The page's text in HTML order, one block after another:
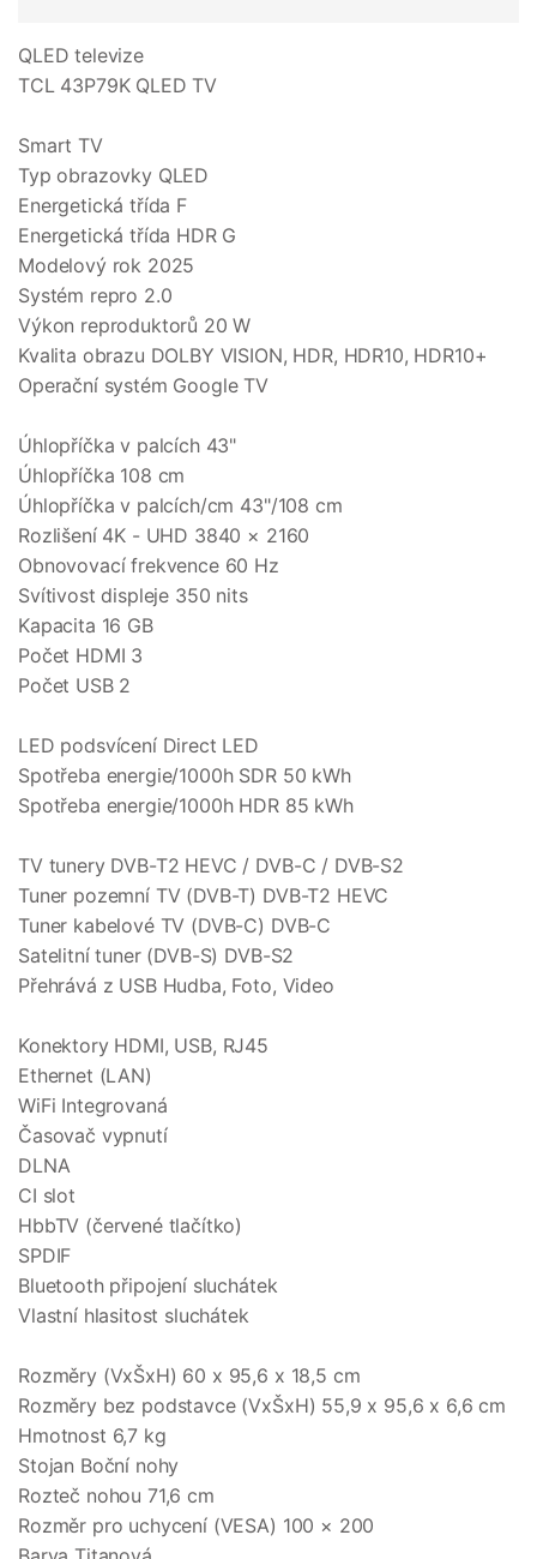
QLED televize
TCL 43P79K QLED TV
Smart TV
Typ obrazovky QLED
Energetická třída F
Energetická třída HDR G
Modelový rok 2025
Systém repro 2.0
Výkon reproduktorů 20 W
Kvalita obrazu DOLBY VISION, HDR, HDR10, HDR10+
Operační systém Google TV
Úhlopříčka v palcích 43"
Úhlopříčka 108 cm
Úhlopříčka v palcích/cm 43"/108 cm
Rozlišení 4K - UHD 3840 × 2160
Obnovovací frekvence 60 Hz
Svítivost displeje 350 nits
Kapacita 16 GB
Počet HDMI 3
Počet USB 2
LED podsvícení Direct LED
Spotřeba energie/1000h SDR 50 kWh
Spotřeba energie/1000h HDR 85 kWh
TV tunery DVB-T2 HEVC / DVB-C / DVB-S2
Tuner pozemní TV (DVB-T) DVB-T2 HEVC
Tuner kabelové TV (DVB-C) DVB-C
Satelitní tuner (DVB-S) DVB-S2
Přehrává z USB Hudba, Foto, Video
Konektory HDMI, USB, RJ45
Ethernet (LAN)
WiFi Integrovaná
Časovač vypnutí
DLNA
CI slot
HbbTV (červené tlačítko)
SPDIF
Bluetooth připojení sluchátek
Vlastní hlasitost sluchátek
Rozměry (VxŠxH) 60 x 95,6 x 18,5 cm
Rozměry bez podstavce (VxŠxH) 55,9 x 95,6 x 6,6 cm
Hmotnost 6,7 kg
Stojan Boční nohy
Rozteč nohou 71,6 cm
Rozměr pro uchycení (VESA) 100 × 200